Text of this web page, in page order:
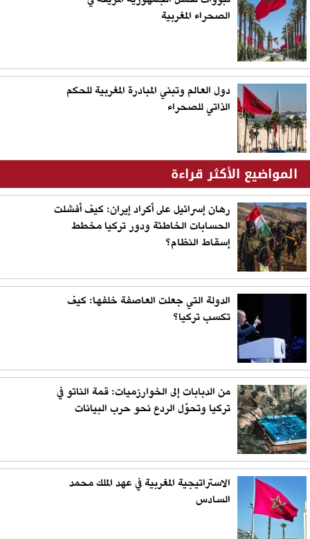
الصحراء المغربية
دول العالم وتبني المبادرة المغربية للحكم
الذاتي للصحراء
المواضيع الأكثر قراءة
رهان إسرائيل على أكراد إيران: كيف أفشلت
الحسابات الخاطئة ودور تركيا مخطط
إسقاط النظام؟
الدولة التي جعلت العاصفة خلفها: كيف
تكسب تركيا؟
من الدبابات إلى الخوارزميات: قمة الناتو في
تركيا وتحوّل الردع نحو حرب البيانات
الاستراتيجية المغربية في عهد الملك محمد
السادس